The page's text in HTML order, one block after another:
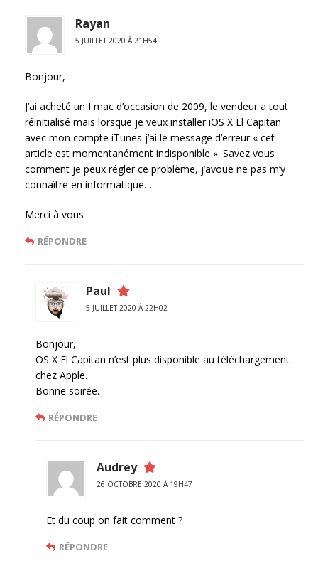
Rayan
5 JUILLET 2020 À 21H54
Bonjour,
J’ai acheté un I mac d’occasion de 2009, le vendeur a tout
réinitialisé mais lorsque je veux installer iOS X El Capitan
avec mon compte iTunes j’ai le message d’erreur « cet
article est momentanément indisponible ». Savez vous
comment je peux régler ce problème, j’avoue ne pas m’y
connaître en informatique…
Merci à vous
RÉPONDRE
Paul
5 JUILLET 2020 À 22H02
Bonjour,
OS X El Capitan n’est plus disponible au téléchargement
chez Apple.
Bonne soirée.
RÉPONDRE
Audrey
26 OCTOBRE 2020 À 19H47
Et du coup on fait comment ?
RÉPONDRE